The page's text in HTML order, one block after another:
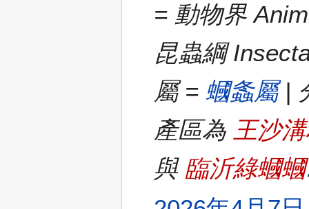
= 動物界
昆蟲綱
屬 = 蟈螽屬|
產區為 王沙
與 臨沂綠蟈蟈